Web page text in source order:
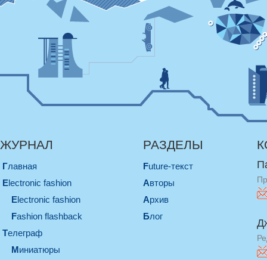
ЖУРНАЛ
Главная
electronic fashion
electronic fashion
Fashion flashback
телеграф
миниатюры
РАЗДЕЛЫ
Future-текст
Авторы
Архив
Блог